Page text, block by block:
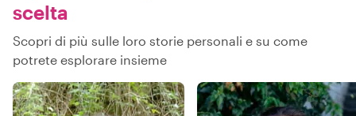
scelta
Scopri di più sulle loro storie personali e su come
potrete esplorare insieme